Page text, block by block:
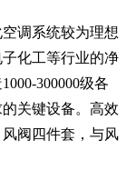
调系统较为理想
化工等行业的净
300000级各
关键设备。高效
阀四件套，与风